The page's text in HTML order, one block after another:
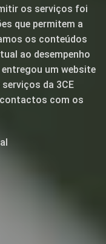
os serviços foi
que permitem a
os conteúdos
ao desempenho
um website
da 3CE
com os